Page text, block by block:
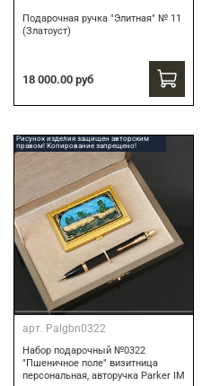
Подарочная ручка "Элитная" № 11
(Златоуст)
18 000.00 руб
Рисунок изделия защищен авторским
правом! Копирование запрещено!
арт. Palgbn0322
Набор подарочный №0322
"Пшеничное поле" визитница
персональная, авторучка Parker IM